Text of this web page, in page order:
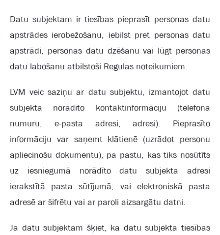
Datu subjektam ir tiesības pieprasīt personas datu
apstrādes ierobežošanu, iebilst pret personas datu
apstrādi, personas datu dzēšanu vai lūgt personas
datu labošanu atbilstoši Regulas noteikumiem.
LVM veic saziņu ar datu subjektu, izmantojot datu
subjekta norādīto kontaktinformāciju (telefona
numuru, e-pasta adresi, adresi). Pieprasīto
informāciju var saņemt klātienē (uzrādot personu
apliecinošu dokumentu), pa pastu, kas tiks nosūtīts
uz iesniegumā norādīto datu subjekta adresi
ierakstītā pasta sūtījumā, vai elektroniskā pasta
adresē ar šifrētu vai ar paroli aizsargātu datni.
Ja datu subjektam šķiet, ka datu subjekta tiesības